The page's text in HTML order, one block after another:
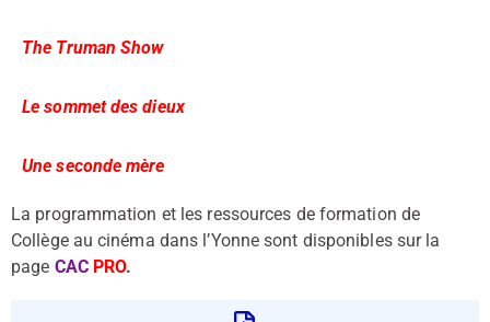
The Truman Show
Le sommet des dieux
Une seconde mère
La programmation et les ressources de formation de
Collège au cinéma dans l’Yonne sont disponibles sur la
page CAC PRO.